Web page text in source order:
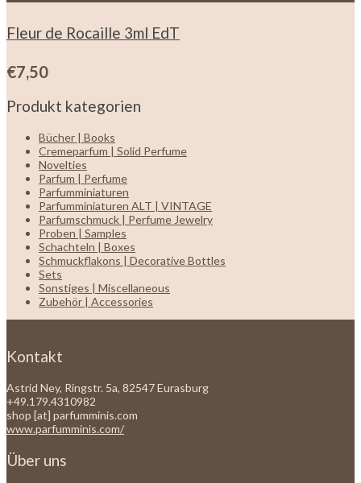
Fleur de Rocaille 3ml EdT
€7,50
Produkt kategorien
Bücher | Books
Cremeparfum | Solid Perfume
Novelties
Parfum | Perfume
Parfumminiaturen
Parfumminiaturen ALT | VINTAGE
Parfumschmuck | Perfume Jewelry
Proben | Samples
Schachteln | Boxes
Schmuckflakons | Decorative Bottles
Sets
Sonstiges | Miscellaneous
Zubehör | Accessories
Kontakt
Astrid Ney, Ringstr. 5a, 82547 Eurasburg
+49.179.4310982
shop [at] parfumminis.com
www.parfumminis.com/
Über uns